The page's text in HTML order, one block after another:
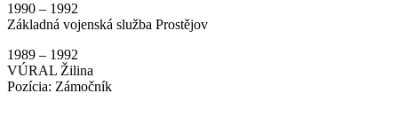
1990 – 1992
Základná vojenská služba Prostějov
1989 – 1992
VÚRAL Žilina
Pozícia: Zámočník